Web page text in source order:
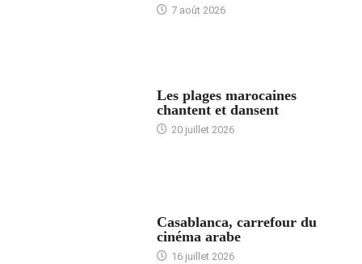
7 août 2026
Les plages marocaines
chantent et dansent
20 juillet 2026
Casablanca, carrefour du
cinéma arabe
16 juillet 2026